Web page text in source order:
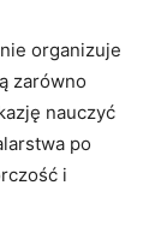
‍organizuje
⁢zarówno
nauczyć
⁣po
i